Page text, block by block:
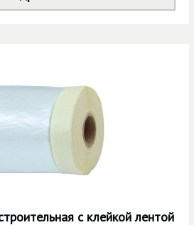
с клейкой лентой